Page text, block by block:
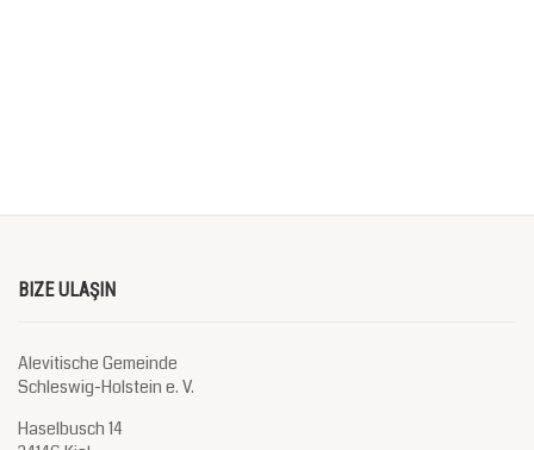
BIZE ULAŞIN
Alevitische Gemeinde
Schleswig-Holstein e. V.
Haselbusch 14